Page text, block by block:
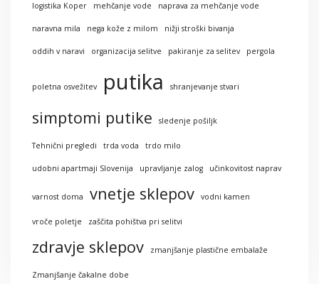
logistika Koper mehčanje vode naprava za mehčanje vode
naravna mila nega kože z milom nižji stroški bivanja
oddih v naravi organizacija selitve pakiranje za selitev pergola
poletna osvežitev putika shranjevanje stvari
simptomi putike sledenje pošiljk
Tehnični pregledi trda voda trdo milo
udobni apartmaji Slovenija upravljanje zalog učinkovitost naprav
varnost doma vnetje sklepov vodni kamen
vroče poletje zaščita pohištva pri selitvi
zdravje sklepov zmanjšanje plastične embalaže
Zmanjšanje čakalne dobe